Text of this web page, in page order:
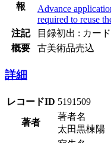
報
Advance
required to reuse
注記
目録初出 : カード
概要
古美術品売込
詳細
レコードID 5191509
著者
著者名
太田黒棟陽